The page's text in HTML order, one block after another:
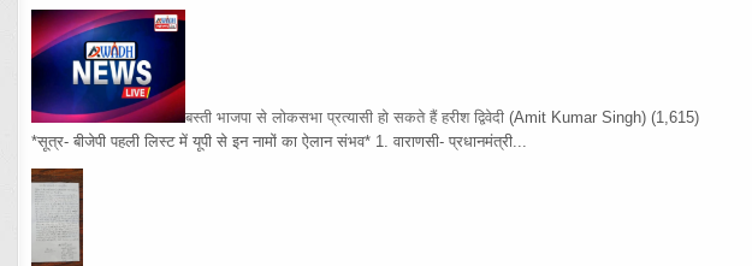
बस्ती भाजपा से लोकसभा प्रत्यासी हो सकते हैं हरीश द्विवेदी (Amit Kumar Singh) (1,615)
*सूत्र- बीजेपी पहली लिस्ट में यूपी से इन नामों का ऐलान संभव* 1. वाराणसी- प्रधानमंत्री...